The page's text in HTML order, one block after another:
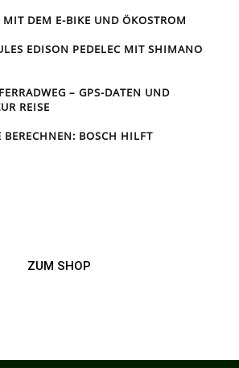
DEM E-BIKE UND ÖKOSTROM
EDISON PEDELEC MIT SHIMANO
– GPS-DATEN UND
REISE
BERECHNEN: BOSCH HILFT
ZUM SHOP